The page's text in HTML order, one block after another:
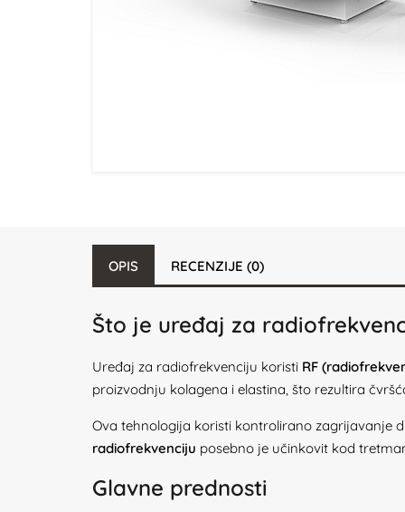
OPIS RECENZIJE (0)
Što je uređaj za
Uređaj za radiofrekvenciju koristi RF
proizvodnju kolagena i elastina, što rezultira
Ova tehnologija koristi kontrolirano zagrijavanje
radiofrekvenciju posebno je učinkovit kod
Glavne prednosti